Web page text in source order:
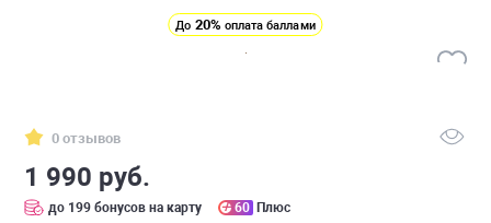
До 20% оплата баллами
0 отзывов
1 990 руб.
до 199 бонусов на карту 60 Плюс